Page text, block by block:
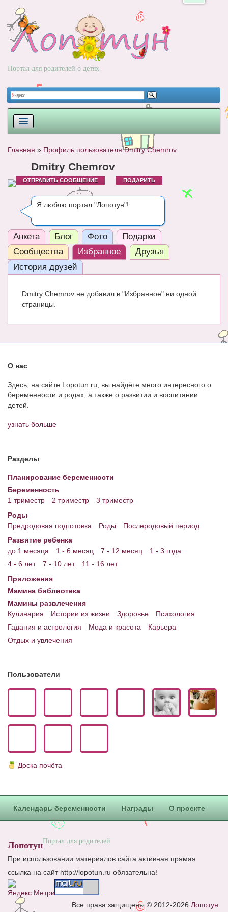
Портал для родителей о детях
РОДЫ
НОВОРОЖДЕННЫЙ
РАЗВИТИЕ
ВОПРОС-ОТВЕТ
ЧАТ
КНИГИ
Сказки
СООБЩЕСТВА
Энциклопедия
МАМИНА БИБЛИОТЕКА
Имена. Святцы
Энциклопедия беременных
Мамина энциклопедия
Сервис. Оценка роста и веса ребенка
Приложения для Android
Полезные ссылки
Блог Администратора
Сотрудничество. Авторам
Главная » Профиль пользователя Dmitry Chemrov
Dmitry Chemrov
ОТПРАВИТЬ СООБЩЕНИЕ ПОДАРИТЬ
Я люблю портал "Лопотун"!
Анкета Блог Фото
Подарки
Сообщества
Избранное
Друзья
История друзей
Dmitry Chemrov не добавил в "Избранное" ни одной
страницы.
О нас
Здесь, на сайте Lopotun.ru, вы найдёте много интересного о
беременности и родах, а также о развитии и воспитании
детей.
узнать больше
Разделы
Планирование беременности
Беременность
1 триместр
2 триместр
3 триместр
Роды
Предродовая подготовка
Роды
Послеродовый период
Развитие ребенка
до 1 месяца
1 - 6 месяц 7 - 12 месяц
1 - 3 года
4 - 6 лет
7 - 10 лет
11 - 16 лет
Приложения
Мамина библиотека
Мамины развлечения
Кулинария
Истории из жизни Здоровье
Психология
Гадания и астрология
Мода и красота
Карьера
Отдых и увлечения
Пользователи
Доска почёта
Календарь беременности Награды О проекте
ЛопотунПортал для родителей
При использовании материалов сайта активная прямая
ссылка на сайт http://lopotun.ru обязательна!
Все права защищены © 2012-2026 Лопотун